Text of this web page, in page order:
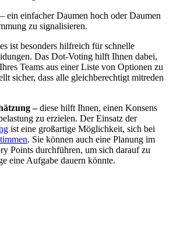
– ein einfacher Daumen hoch oder Daumen
zu signalisieren.
ist besonders hilfreich für schnelle
Das Dot-Voting hilft Ihnen dabei,
Teams aus einer Liste von Optionen zu
sicher, dass alle gleichberechtigt mitreden
–diese hilft Ihnen, einen Konsens
zu erzielen. Der Einsatz der
ist eine großartige Möglichkeit, sich bei
. Sie können auch eine Planung im
Points durchführen, um sich darauf zu
eine Aufgabe dauern könnte.